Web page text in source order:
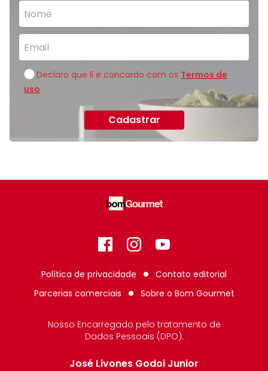
Declaro que li e concordo com os Termos de
uso
Cadastrar
FacebookInstagram
GitHub
Política de privacidade
Contato editorial
Parcerias comerciais
Sobre o Bom Gourmet
Nosso Encarregado pelo tratamento de
Dados Pessoais (DPO):
José Livones Godoi Junior